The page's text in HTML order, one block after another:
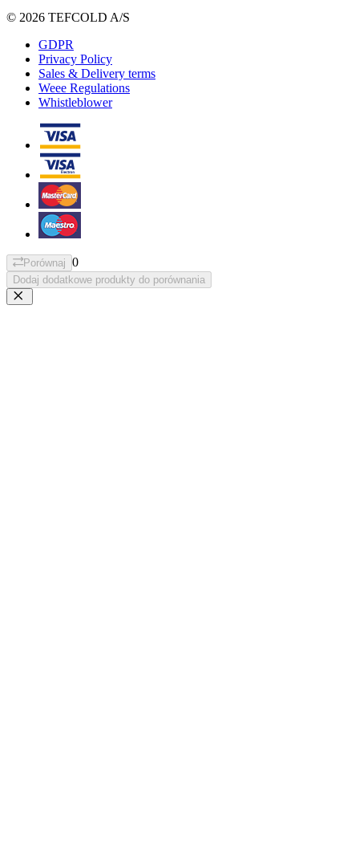
© 2026 TEFCOLD A/S
GDPR
Privacy Policy
Sales & Delivery terms
Weee Regulations
Whistleblower
Porównaj 0
Dodaj dodatkowe produkty do porównania